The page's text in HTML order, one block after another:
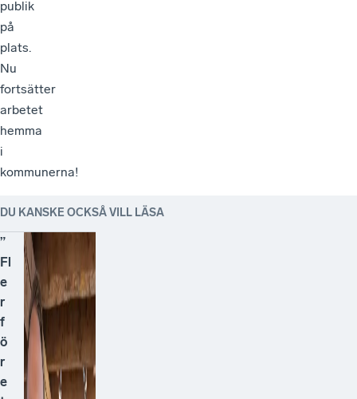
publik
på
plats.
Nu
fortsätter
arbetet
hemma
i
kommunerna!
DU KANSKE OCKSÅ VILL LÄSA
”
Fl
e
r
f
ö
r
e